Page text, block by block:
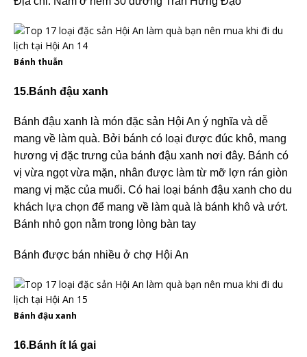
Bánh thuẫn
15.Bánh đậu xanh
Bánh đậu xanh là món đặc sản Hội An ý nghĩa và dễ
mang về làm quà. Bởi bánh có loại được đúc khô, mang
hương vị đặc trưng của bánh đậu xanh nơi đây. Bánh có
vị vừa ngọt vừa mặn, nhân được làm từ mỡ lợn rán giòn
mang vị mặc của muối. Có hai loại bánh đậu xanh cho du
khách lựa chọn để mang về làm quà là bánh khô và ướt.
Bánh nhỏ gọn nằm trong lòng bàn tay
Bánh được bán nhiều ở chợ Hội An
Bánh đậu xanh
16.Bánh ít lá gai